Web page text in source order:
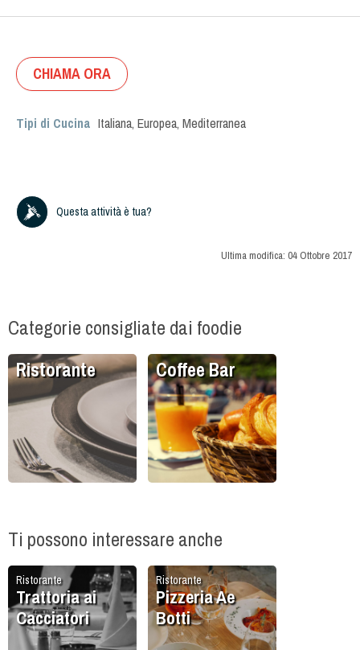
CHIAMA ORA
Tipi di Cucina Italiana, Europea, Mediterranea
Questa attività è tua?
Ultima modifica: 04 Ottobre 2017
Categorie consigliate dai foodie
Ristorante Coffee Bar
Ti possono interessare anche
Ristorante
Trattoria ai
Cacciatori
Ristorante
Pizzeria Ae
Botti